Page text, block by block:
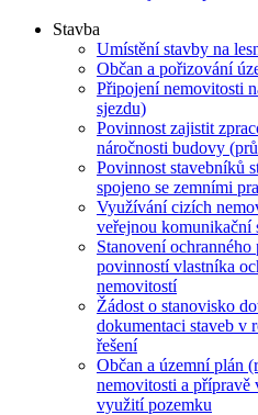
Stavba
Umístění stavby na
Občan a pořizování
Připojení nemovitosti
sjezdu)
Povinnost zajistit
náročnosti budovy
Povinnost stavebníků
spojeno se zemními
Využívání cizích
veřejnou komunikační
Stanovení ochranného
povinností vlastníka
nemovitostí
Žádost o stanovisko
dokumentaci staveb v
řešení
Občan a územní plán
nemovitosti a přípravě
využití pozemku